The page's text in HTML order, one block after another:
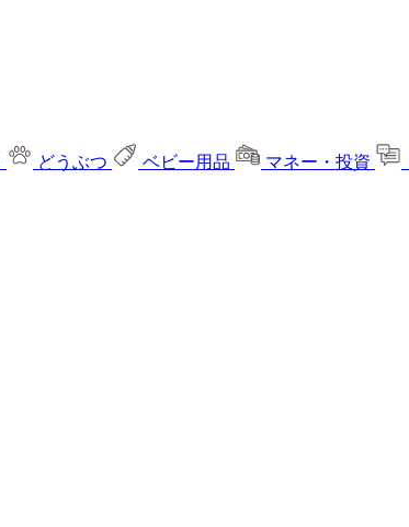
どうぶつ ベビー用品 マネー・投資